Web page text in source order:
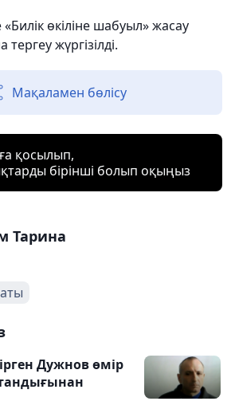
«Билік өкіліне шабуыл» жасау
жүргізілді.
Мақаламен бөлісу
қосылып,
бірінші болып оқыңыз
Тарина
Дужнов өмір